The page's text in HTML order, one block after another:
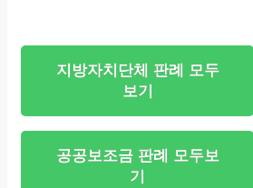
지방자치단체 판례 모두
보기
공공보조금 판례 모두보
기